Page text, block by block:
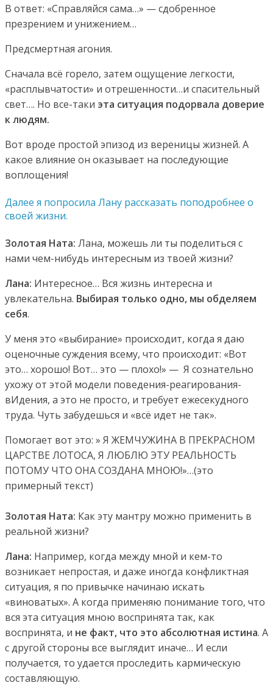
В ответ: «Справляйся сама…» — сдобренное
презрением и унижением…
Предсмертная агония.
Сначала всё горело, затем ощущение легкости,
«расплывчатости» и отрешенности…и спасительный
свет…. Но все-таки эта ситуация подорвала доверие
к людям.
Вот вроде простой эпизод из вереницы жизней. А
какое влияние он оказывает на последующие
воплощения!
Далее я попросила Лану рассказать поподробнее о
своей жизни.
Золотая Ната: Лана, можешь ли ты поделиться с
нами чем-нибудь интересным из твоей жизни?
Лана: Интересное… Вся жизнь интересна и
увлекательна. Выбирая только одно, мы обделяем
себя.
У меня это «выбирание» происходит, когда я даю
оценочные суждения всему, что происходит: «Вот
это… хорошо! Вот… это — плохо!» — Я сознательно
ухожу от этой модели поведения-реагирования-
вИдения, а это не просто, и требует ежесекудного
труда. Чуть забудешься и «всё идет не так».
Помогает вот это: » Я ЖЕМЧУЖИНА В ПРЕКРАСНОМ
ЦАРСТВЕ ЛОТОСА, Я ЛЮБЛЮ ЭТУ РЕАЛЬНОСТЬ
ПОТОМУ ЧТО ОНА СОЗДАНА МНОЮ!»…(это
примерный текст)
Золотая Ната: Как эту мантру можно применить в
реальной жизни?
Лана: Например, когда между мной и кем-то
возникает непростая, и даже иногда конфликтная
ситуация, я по привычке начинаю искать
«виноватых». А когда применяю понимание того, что
вся эта ситуация мною воспринята так, как
воспринята, и не факт, что это абсолютная истина. А
с другой стороны все выглядит иначе… И если
получается, то удается проследить кармическую
составляющую.